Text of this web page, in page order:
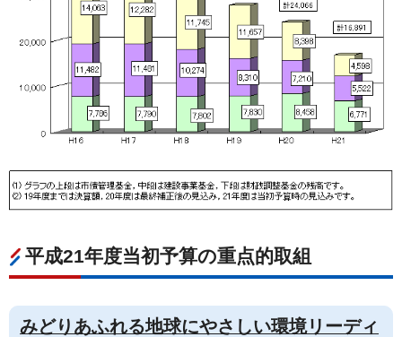
平成21年度当初予算の重点的取組
みどりあふれる地球にやさしい環境リーディ